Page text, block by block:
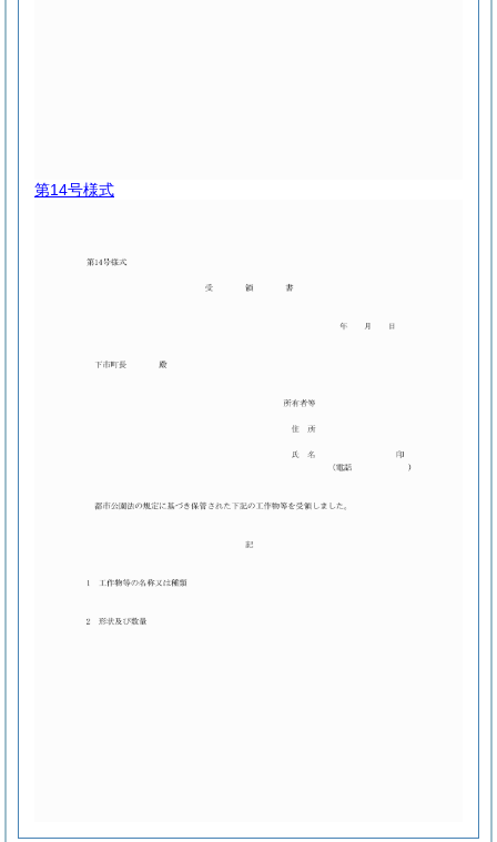
第14号様式